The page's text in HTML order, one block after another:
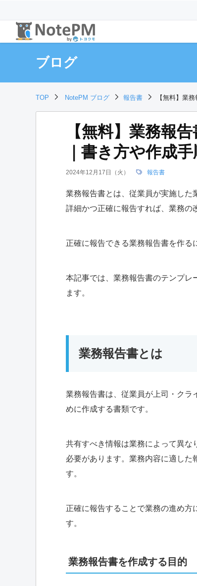
ブログ
TOP NotePM ブログ 報告書 【無料】業
【無料】業務報
｜書き方や作成
2024年12月17日（火） 報告書
業務報告書とは、従業員が実施した
詳細かつ正確に報告すれば、業務の
正確に報告できる業務報告書を作る
本記事では、業務報告書のテンプレ
ます。
業務報告書とは
業務報告書は、従業員が上司・クラ
めに作成する書類です。
共有すべき情報は業務によって異な
必要があります。業務内容に適した
す。
正確に報告することで業務の進め
す。
業務報告書を作成する目的